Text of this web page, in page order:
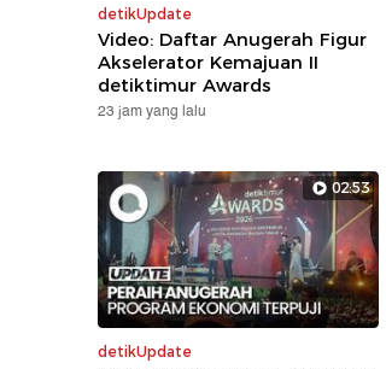
detikUpdate
Video: Daftar Anugerah Figur
Akselerator Kemajuan II
detiktimur Awards
23 jam yang lalu
02:53
detikUpdate